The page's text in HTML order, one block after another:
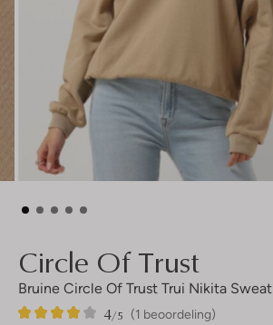
Circle Of Trust
Bruine Circle Of Trust Trui Nikita Sweat
(1 beoordeling)
4/5
1
4